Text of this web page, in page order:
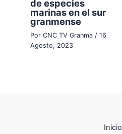
de especies
marinas en el sur
granmense
PorCNC TV Granma /16
Agosto, 2023
Inicio